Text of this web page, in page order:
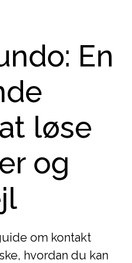
En
løse
og
om kontakt
hvordan du kan